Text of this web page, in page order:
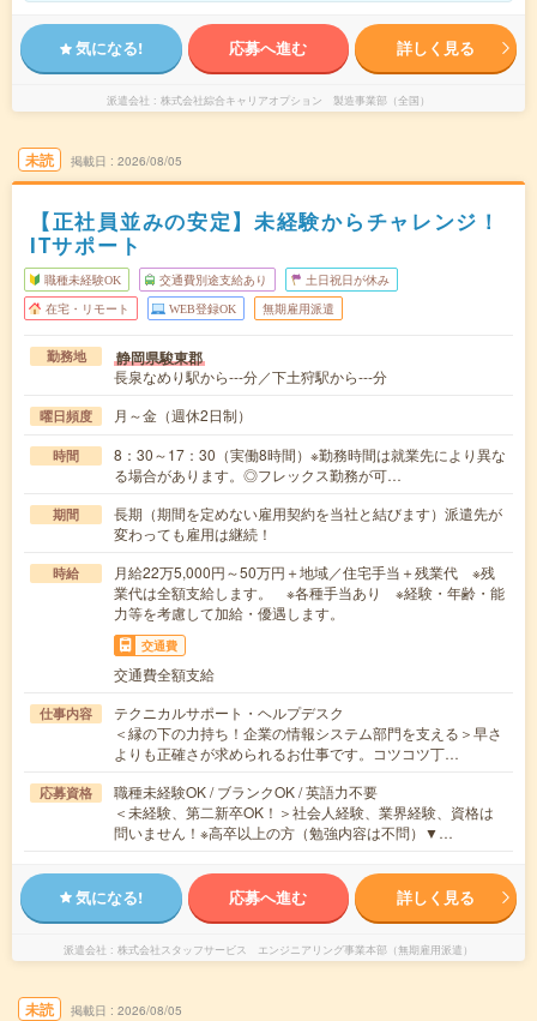
気になる! 応募へ進む 詳しく見る
派遣会社 株式会社綜合キャリアオプション 製造事業部（全国）
未読 掲載日 2026/08/05
【正社員並みの安定】未経験からチャレンジ！
ITサポート
職種未経験OK 交通費別途支給あり 土日祝日が休み
在宅・リモート WEB登録OK 無期雇用派遣
勤務地 静岡県駿東郡
長泉なめり駅から---分／下土狩駅から---分
曜日頻度 月～金（週休2日制）
時間
8：30～17：30（実働8時間）※勤務時間は就業先により異な
る場合があります。◎フレックス勤務が可…
期間
長期（期間を定めない雇用契約を当社と結びます）派遣先が
変わっても雇用は継続！
時給
月給22万5,000円～50万円＋地域／住宅手当＋残業代 ※残
業代は全額支給します。 ※各種手当あり ※経験・年齢・能
力等を考慮して加給・優遇します。
交通費
交通費全額支給
仕事内容
テクニカルサポート・ヘルプデスク
＜縁の下の力持ち！企業の情報システム部門を支える＞早さ
よりも正確さが求められるお仕事です。コツコツ丁…
応募資格
職種未経験OK / ブランクOK / 英語力不要
＜未経験、第二新卒OK！＞社会人経験、業界経験、資格は
問いません！※高卒以上の方（勉強内容は不問）▼…
気になる! 応募へ進む 詳しく見る
派遣会社 株式会社スタッフサービス エンジニアリング事業本部（無期雇用派遣）
未読 掲載日 2026/08/05